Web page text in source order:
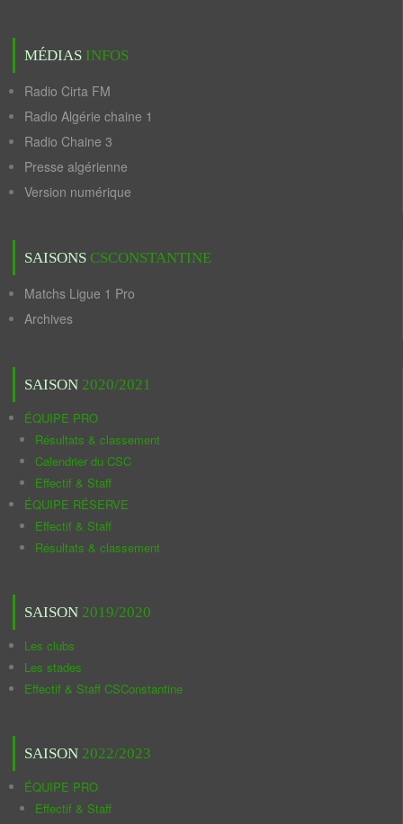
MÉDIAS INFOS
Radio Cirta FM
Radio Algérie chaine 1
Radio Chaine 3
Presse algérienne
Version numérique
SAISONS CSCONSTANTINE
Matchs Ligue 1 Pro
Archives
SAISON 2020/2021
ÉQUIPE PRO
Résultats & classement
Calendrier du CSC
Effectif & Staff
ÉQUIPE RÉSERVE
Effectif & Staff
Résultats & classement
SAISON 2019/2020
Les clubs
Les stades
Effectif & Staff CSConstantine
SAISON 2022/2023
ÉQUIPE PRO
Effectif & Staff